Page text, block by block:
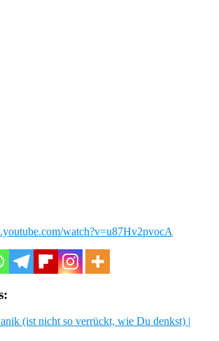
watch?v=u87Hv2pvocA
(ist nicht so verrückt, wie Du denkst) |